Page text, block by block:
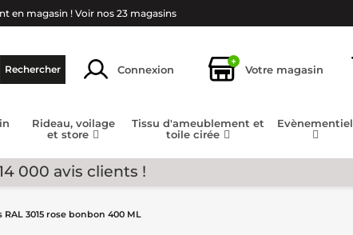
en magasin ! Voir nos 23 magasins
Rechercher Connexion
+
Votre magasin
Rideau, voilage
et store
Tissu d'ameublement et
toile cirée
Evènementiel
14 000 avis clients !
3015 rose bonbon 400 ML